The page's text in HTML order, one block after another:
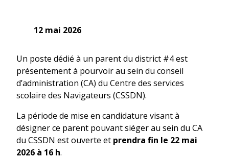
12 mai 2026
Un poste dédié à un parent du district #4 est
présentement à pourvoir au sein du conseil
d’administration (CA) du Centre des services
scolaire des Navigateurs (CSSDN).
La période de mise en candidature visant à
désigner ce parent pouvant siéger au sein du CA
du CSSDN est ouverte et prendra fin le 22 mai
2026 à 16 h.